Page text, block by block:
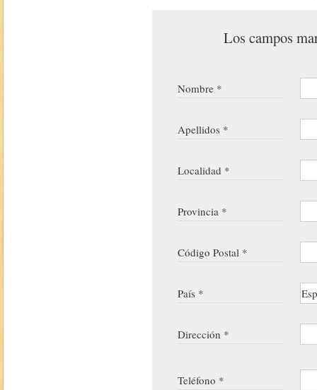
Los campos
Nombre *
Apellidos *
Localidad *
Provincia *
Código Postal *
País *
Dirección *
Teléfono *